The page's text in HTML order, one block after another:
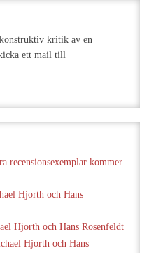
kritik av en
ett mail till
recensionsexemplar kommer
Hjorth och Hans
Hjorth och Hans Rosenfeldt
Hjorth och Hans